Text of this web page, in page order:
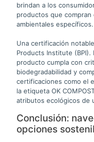
brindan a los
productos que
ambientales específicos.
Una certificación
Products Institute
producto cumpla con
biodegradabilidad y
certificaciones como el
la etiqueta OK
atributos ecológicos de
Conclusión:
opciones